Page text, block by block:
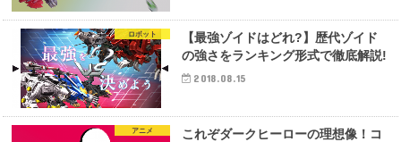
ロボット
【最強ゾイドはどれ?】歴代ゾイド
の強さをランキング形式で徹底解説!
2018.08.15
アニメ
これぞダークヒーローの理想像！コ